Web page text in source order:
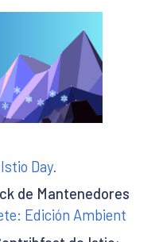
Istio Day.
de Mantenedores
Edición Ambient